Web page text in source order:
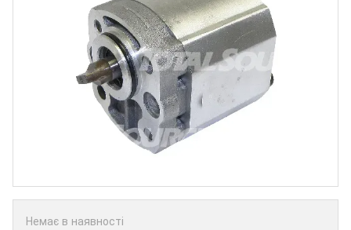
Немає в наявності